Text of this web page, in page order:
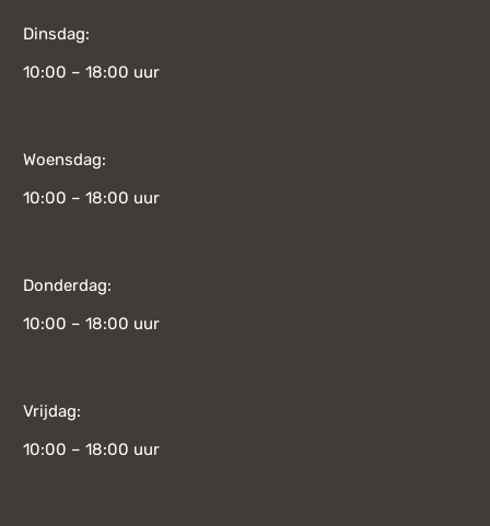
Dinsdag:
10:00 – 18:00 uur
Woensdag:
10:00 – 18:00 uur
Donderdag:
10:00 – 18:00 uur
Vrijdag:
10:00 – 18:00 uur